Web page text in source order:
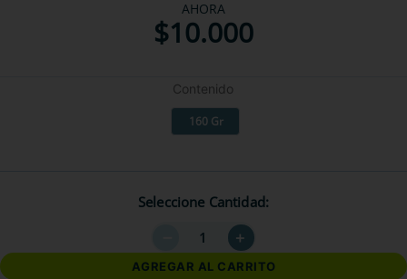
AHORA
$10.000
Contenido
160 Gr
Seleccione Cantidad
＋
AGREGAR AL CARRITO